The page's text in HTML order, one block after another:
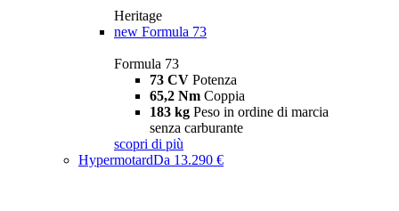
Heritage
new Formula 73
Formula 73
73 CV Potenza
65,2 Nm Coppia
183 kg Peso in ordine di marcia
senza carburante
scopri di più
HypermotardDa 13.290 €